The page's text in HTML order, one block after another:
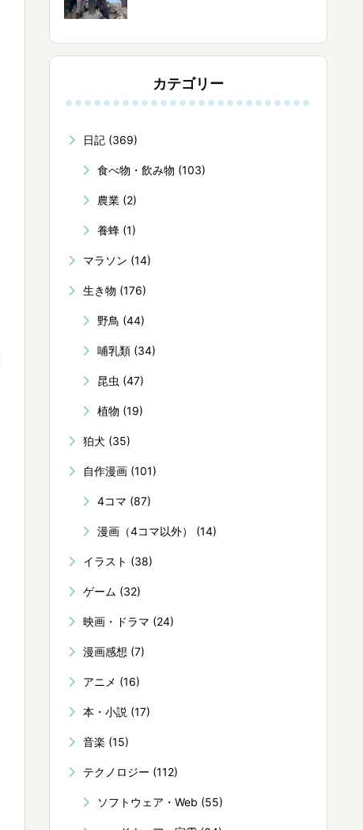
カテゴリー
日記 (369)
食べ物・飲み物 (103)
農業 (2)
養蜂 (1)
マラソン (14)
生き物 (176)
野鳥 (44)
哺乳類 (34)
昆虫 (47)
植物 (19)
狛犬 (35)
自作漫画 (101)
4コマ (87)
漫画（4コマ以外） (14)
イラスト (38)
ゲーム (32)
映画・ドラマ (24)
漫画感想 (7)
アニメ (16)
本・小説 (17)
音楽 (15)
テクノロジー (112)
ソフトウェア・Web (55)